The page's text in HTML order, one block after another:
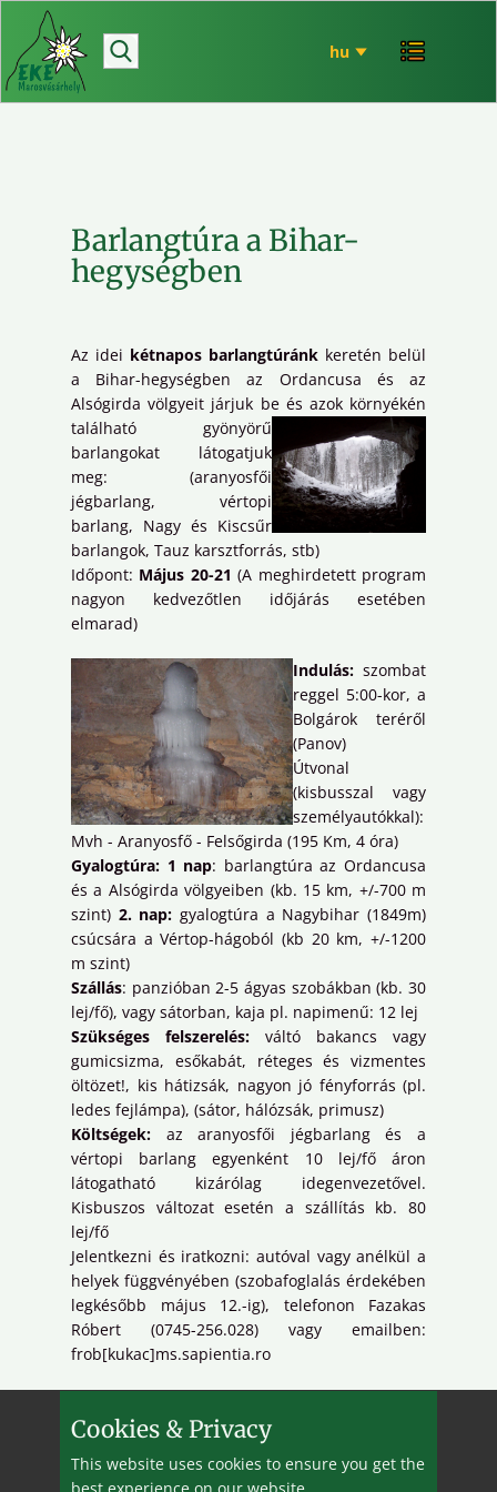
hírek
bemutatkozó
EKE történet
ökó
Barlangtúra a Bihar-
hegységben
Az idei kétnapos barlangtúránk keretén belül
a Bihar-hegységben az Ordancusa és az
Alsógirda völgyeit járjuk be és azok környékén
található gyönyörű
barlangokat látogatjuk
meg: (aranyosfői
jégbarlang, vértopi
barlang, Nagy és Kiscsűr
barlangok, Tauz karsztforrás, stb)
Időpont: Május 20-21 (A meghirdetett program
nagyon kedvezőtlen időjárás esetében
elmarad)
Indulás: szombat
reggel 5:00-kor, a
Bolgárok teréről
(Panov)
Útvonal
(kisbusszal vagy
személyautókkal):
Mvh - Aranyosfő - Felsőgirda (195 Km, 4 óra)
Gyalogtúra: 1 nap: barlangtúra az Ordancusa
és a Alsógirda völgyeiben (kb. 15 km, +/-700 m
szint) 2. nap: gyalogtúra a Nagybihar (1849m)
csúcsára a Vértop-hágoból (kb 20 km, +/-1200
m szint)
Szállás: panzióban 2-5 ágyas szobákban (kb. 30
lej/fő), vagy sátorban, kaja pl. napimenű: 12 lej
Szükséges felszerelés: váltó bakancs vagy
gumicsizma, esőkabát, réteges és vizmentes
öltözet!, kis hátizsák, nagyon jó fényforrás (pl.
ledes fejlámpa), (sátor, hálózsák, primusz)
Költségek: az aranyosfői jégbarlang és a
vértopi barlang egyenként 10 lej/fő áron
látogatható kizárólag idegenvezetővel.
Kisbuszos változat esetén a szállítás kb. 80
lej/fő
Jelentkezni és iratkozni: autóval vagy anélkül a
helyek függvényében (szobafoglalás érdekében
legkésőbb május 12.-ig), telefonon Fazakas
Róbert (0745-256.028) vagy emailben:
frob[kukac]ms.sapientia.ro
Cookies & Privacy
This website uses cookies to ensure you get the